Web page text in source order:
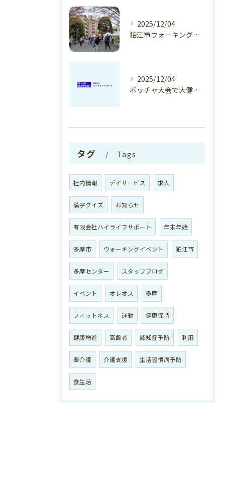
2025/12/04
狛江市ウォーキングイベント開催のご報告
2025/12/04
ボッチャ大会で大健闘！！
タグ Tags
社内情報 デイサービス 求人
漢字クイズ お知らせ
有限会社ハイライフサポート 年末年始
多摩市 ウォーキングイベント 狛江市
多摩センター スタッフブログ
イベント オレオス 多摩
フィットネス 運動 健康保持
健康増進 高齢者 認知症予防 利用
要介護 介護支援 生活習慣病予防
食生活